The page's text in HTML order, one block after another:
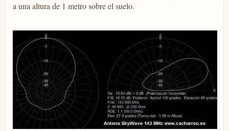
a una altura de 1 metro sobre el suelo.